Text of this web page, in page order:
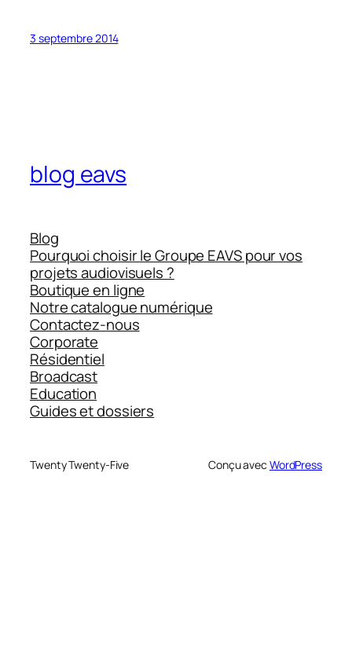
3 septembre 2014
blog eavs
Blog
Pourquoi choisir le Groupe EAVS pour vos
projets audiovisuels ?
Boutique en ligne
Notre catalogue numérique
Contactez-nous
Corporate
Résidentiel
Broadcast
Education
Guides et dossiers
Twenty Twenty-Five Conçu avec WordPress